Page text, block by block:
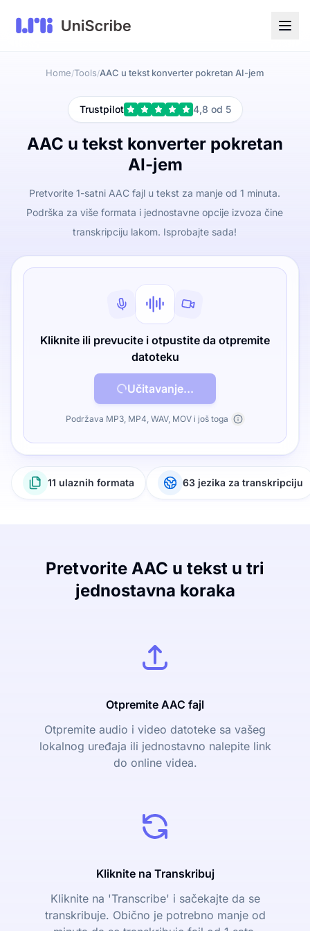
Home/Tools/AAC u tekst konverter pokretan AI-jem
Trustpilot 4,8 od 5
AAC u tekst konverter pokretan
AI-jem
Pretvorite 1-satni AAC fajl u tekst za manje od 1 minuta.
Podrška za više formata i jednostavne opcije izvoza čine
transkripciju lakom. Isprobajte sada!
Kliknite ili prevucite i otpustite da otpremite
datoteku
Učitavanje...
Podržava MP3, MP4, WAV, MOV i još toga
11 ulaznih formata 63 jezika za transkripciju
Pretvorite AAC u tekst u tri
jednostavna koraka
Otpremite AAC fajl
Otpremite audio i video datoteke sa vašeg
lokalnog uređaja ili jednostavno nalepite link
do online videa.
Kliknite na Transkribuj
Kliknite na 'Transcribe' i sačekajte da se
transkribuje. Obično je potrebno manje od